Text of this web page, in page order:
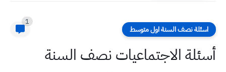
اسئلة نصف السنة اول متوسط
1
أسئلة الاجتماعيات نصف السنة